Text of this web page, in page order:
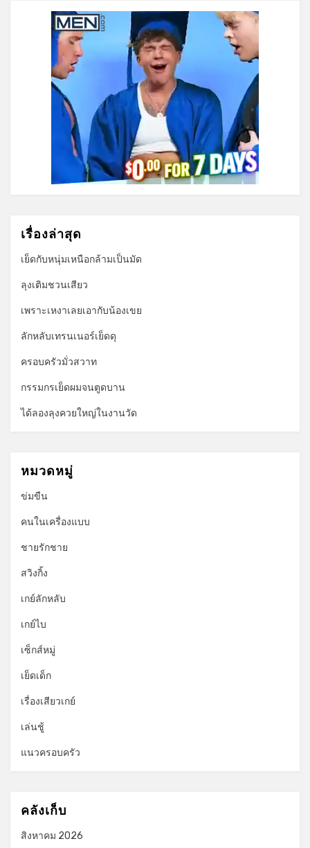
เรื่องล่าสุด
เย็ดกับหนุ่มเหนือกล้ามเป็นมัด
ลุงเติมชวนเสียว
เพราะเหงาเลยเอากับน้องเขย
ลักหลับเทรนเนอร์เย็ดดุ
ครอบครัวมั่วสวาท
กรรมกรเย็ดผมจนตูดบาน
ได้ลองลุงควยใหญ่ในงานวัด
หมวดหมู่
ข่มขืน
คนในเครื่องแบบ
ชายรักชาย
สวิงกิ้ง
เกย์ลักหลับ
เกย์ไบ
เซ็กส์หมู่
เย็ดเด็ก
เรื่องเสียวเกย์
เล่นชู้
แนวครอบครัว
คลังเก็บ
สิงหาคม 2026